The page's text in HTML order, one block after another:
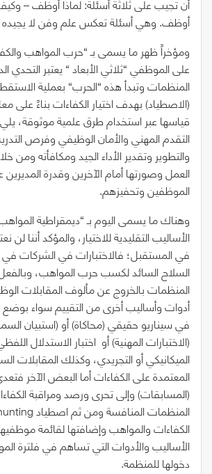
أوظف. وهي أسئلة تعكس علم وفن لا يجيده
ومؤخراً ظهر ما يسمى بـ“حرب المواهب
على الموظفي“ثلاثي الأبعاد“يعتبر التحدي
المنظمات وتبدأ هذه“الحرب“بعملية
(الاصطياد)بهدف اختيار الكفاءات بناءً على
قياسها عبر استخدام طرق علمية موثوقة،
التقدم المهني والأمان الوظيفي وفرص
والتطوير وتقدير الأداء الجيد ومكافأته
العمل وصورتها أمام الآخرين وقدرة
الموظفين وتحفيزهم.
وهناك ما يسمى اليوم بـ“ديمقراطية
الأساليب التقليدية للاختيار، والمؤكد أننا لن
في المستقبل؛ فالاختبارات في الشركات
السلاح السائد لكسب حرب المواهب،
المنظمات بالخروج عن مألوف المقابلات
أدوات وأساليب أخرى من التقييم سواء بوضع
في سيناريو حقيقي(محاكاة)أو(استبيان
(الاختبارات المهنية)أو اختبار الاستدلال
الميكانيكي أو التجريدي، وكذلك المقابلات
المعتمدة على الكفاءات أما البعض الآخر
(المسابقات) وإلى تحرى ورصد ومراقبة
المنظمات المنافسة ومن ثم اصطياد
الكفاءات والمواهب وإضافتها لقائمة
الأساليب والأدوات التي تساهم في فلترة
دخولها للمنظمة.